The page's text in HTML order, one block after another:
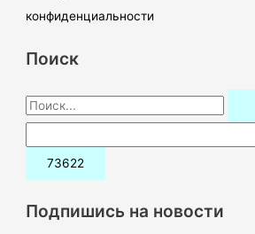
конфиденциальности
Поиск
П
о
и
:Подпишись на новости